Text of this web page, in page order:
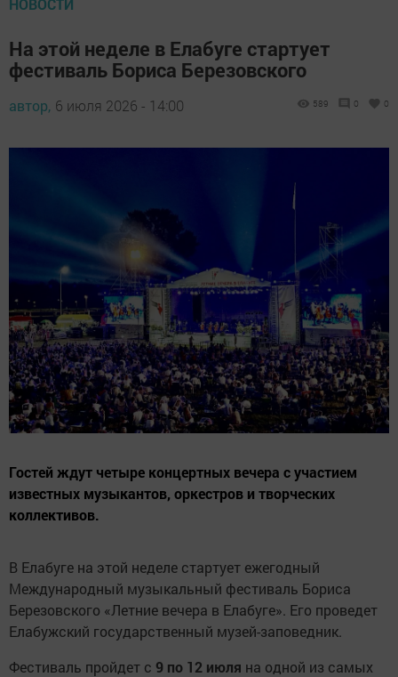
НОВОСТИ
На этой неделе в Елабуге стартует
фестиваль Бориса Березовского
автор, 6 июля 2026 - 14:00 589 0 0
Гостей ждут четыре концертных вечера с участием
известных музыкантов, оркестров и творческих
коллективов.
В Елабуге на этой неделе стартует ежегодный
Международный музыкальный фестиваль Бориса
Березовского «Летние вечера в Елабуге». Его проведет
Елабужский государственный музей-заповедник.
Фестиваль пройдет с 9 по 12 июля на одной из самых